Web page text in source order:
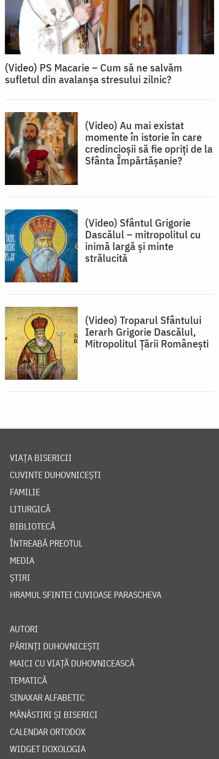
(Video) PS Macarie – Cum să ne salvăm
sufletul din avalanșa stresului zilnic?
(Video) Au mai existat
momente în istorie în care
credincioșii să fie opriți de la
Sfânta Împărtășanie?
(Video) Sfântul Grigorie
Dascălul – mitropolitul cu
inimă largă și minte
strălucită
(Video) Troparul Sfântului
Ierarh Grigorie Dascălul,
Mitropolitul Țării Românești
VIAȚA BISERICII
CUVINTE DUHOVNICEȘTI
FAMILIE
LITURGICĂ
BIBLIOTECĂ
ÎNTREABĂ PREOTUL
MEDIA
ȘTIRI
HRAMUL SFINTEI CUVIOASE PARASCHEVA
AUTORI
PĂRINȚI DUHOVNICEȘTI
MAICI CU VIAȚĂ DUHOVNICEASCĂ
TEMATICĂ
SINAXAR ALFABETIC
MĂNĂSTIRI ȘI BISERICI
CALENDAR ORTODOX
WIDGET DOXOLOGIA